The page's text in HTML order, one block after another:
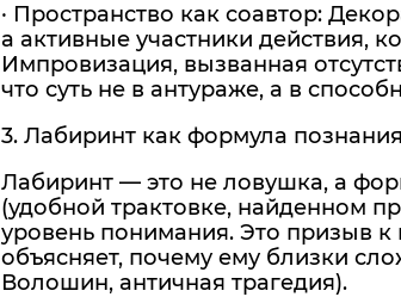
· Пространство как соавтор:
а активные участники действия,
Импровизация, вызванная
что суть не в антураже, а в
3. Лабиринт как формула познания
Лабиринт — это не ловушка, а
(удобной трактовке, найденном
уровень понимания. Это призыв к
объясняет, почему ему близки
Волошин, античная трагедия).